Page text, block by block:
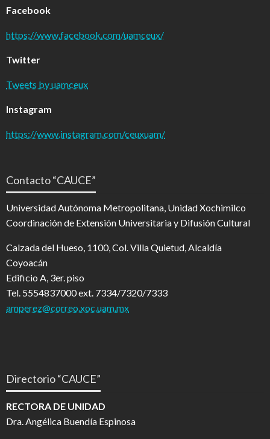
Facebook
https://www.facebook.com/uamceux/
Twitter
Tweets by uamceux
Instagram
https://www.instagram.com/ceuxuam/
Contacto “CAUCE”
Universidad Autónoma Metropolitana, Unidad Xochimilco
Coordinación de Extensión Universitaria y Difusión Cultural
Calzada del Hueso, 1100, Col. Villa Quietud, Alcaldía
Coyoacán
Edificio A, 3er. piso
Tel. 5554837000 ext. 7334/7320/7333
amperez@correo.xoc.uam.mx
Directorio “CAUCE”
RECTORA DE UNIDAD
Dra. Angélica Buendía Espinosa